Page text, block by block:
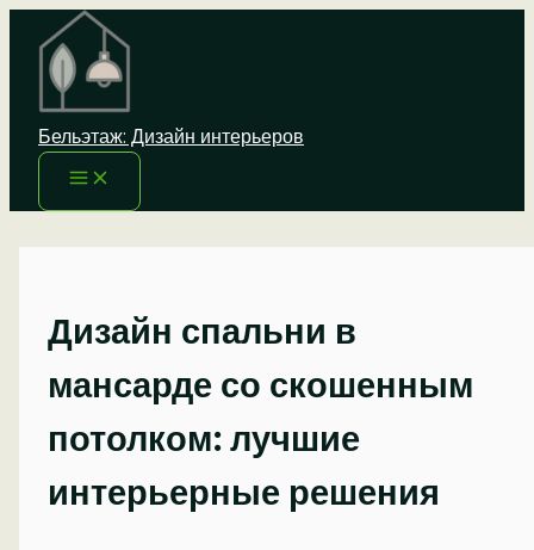
Перейти
содержимому
Бельэтаж: Дизайн интерьеров
Дизайн спальни в
мансарде со скошенным
потолком: лучшие
интерьерные решения